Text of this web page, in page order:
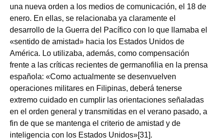
una nueva orden a los medios de comunicación, el 18 de
enero. En ellas, se relacionaba ya claramente el
desarrollo de la Guerra del Pacífico con lo que llamaba el
«sentido de amistad» hacia los Estados Unidos de
América. Lo utilizaba, además, como compensación
frente a las críticas recientes de germanofilia en la prensa
española: «Como actualmente se desenvuelven
operaciones militares en Filipinas, deberá tenerse
extremo cuidado en cumplir las orientaciones señaladas
en el orden general y transmitidas en el verano pasado, a
fin de que se mantenga el criterio de amistad y de
inteligencia con los Estados Unidos»[31].